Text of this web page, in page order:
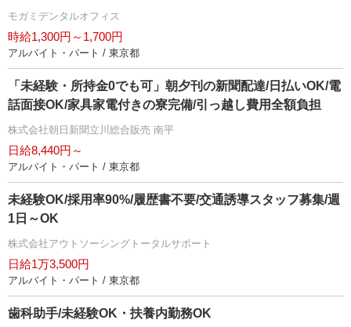
モガミデンタルオフィス
時給1,300円～1,700円
アルバイト・パート / 東京都
「未経験・所持金0でも可」朝夕刊の新聞配達/日払いOK/電
話面接OK/家具家電付きの寮完備/引っ越し費用全額負担
株式会社朝日新聞立川総合販売 南平
日給8,440円～
アルバイト・パート / 東京都
未経験OK/採用率90%/履歴書不要/交通誘導スタッフ募集/週
1日～OK
株式会社アウトソーシングトータルサポート
日給1万3,500円
アルバイト・パート / 東京都
歯科助手/未経験OK・扶養内勤務OK